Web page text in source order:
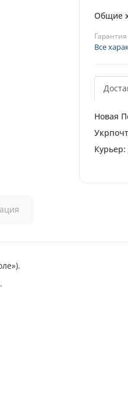
Общие
Гарантия
Все
Новая
Курьер: